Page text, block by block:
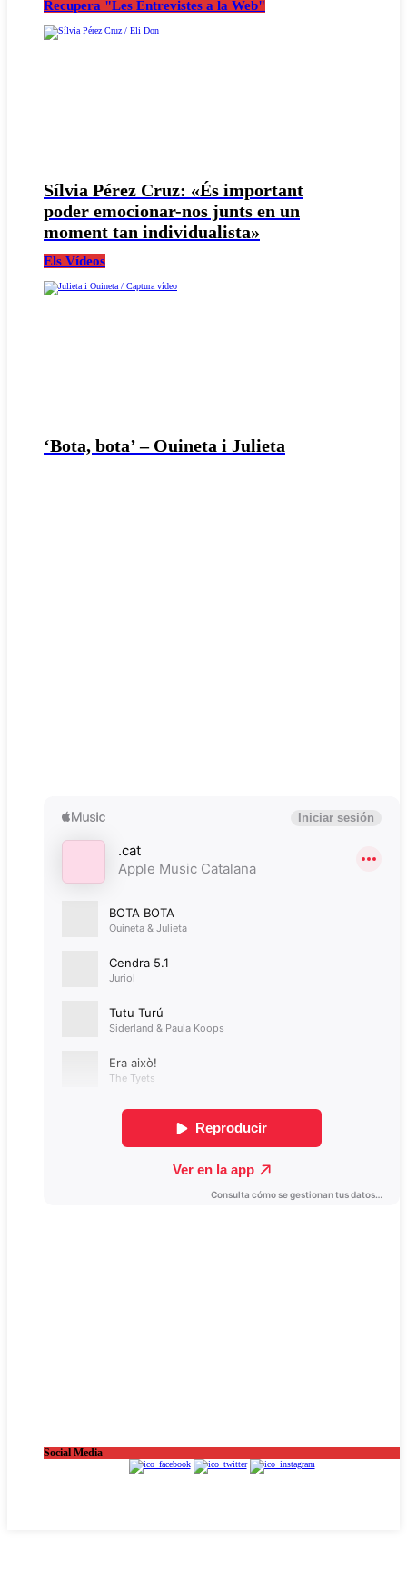
Recupera "Les Entrevistes a la Web"
Sílvia Pérez Cruz: «És important
poder emocionar-nos junts en un
moment tan individualista»
Els Vídeos
‘Bota, bota’ – Ouineta i Julieta
Social Media